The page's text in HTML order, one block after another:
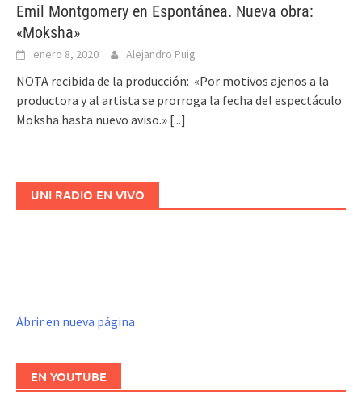
Emil Montgomery en Espontánea. Nueva obra:
«Moksha»
enero 8, 2020 Alejandro Puig
NOTA recibida de la producción: «Por motivos ajenos a la
productora y al artista se prorroga la fecha del espectáculo
Moksha hasta nuevo aviso.» [...]
UNI RADIO EN VIVO
Abrir en nueva página
EN YOUTUBE